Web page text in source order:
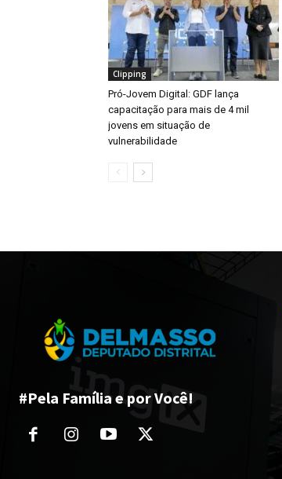
Clipping
Pró-Jovem Digital: GDF lança
capacitação para mais de 4 mil
jovens em situação de
vulnerabilidade
#Pela Família e por Você!